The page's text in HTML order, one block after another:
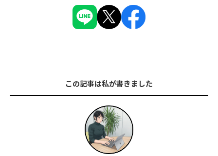
この記事は私が書きました